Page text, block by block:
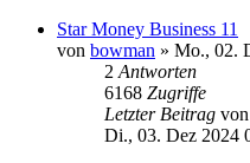
Star Money Business 11
von bowman » Mo., 02.
2 Antworten
6168 Zugriffe
Letzter Beitrag von
Di., 03. Dez 2024